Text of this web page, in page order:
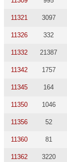
11321 3097
11326 332
11332 21387
11342 1757
11345 164
11350 1046
11356 52
11360 81
11362 3220